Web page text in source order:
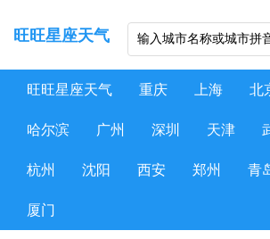
旺旺星座天气
旺旺星座天气 重庆 上海 北
哈尔滨 广州 深圳 天津
杭州 沈阳 西安 郑州 青
厦门